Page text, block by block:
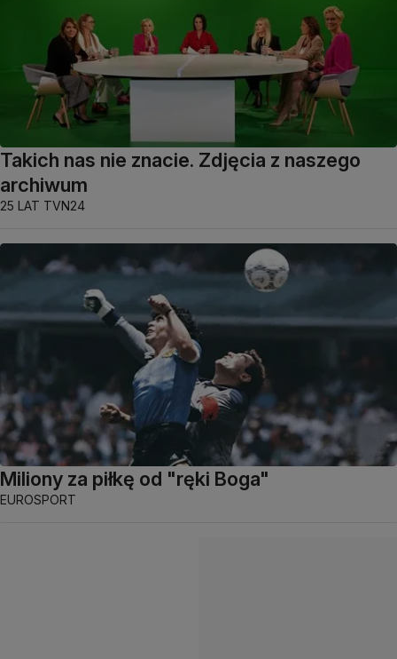
Takich nas nie znacie. Zdjęcia z naszego
archiwum
25 LAT TVN24
Miliony za piłkę od "ręki Boga"
EUROSPORT